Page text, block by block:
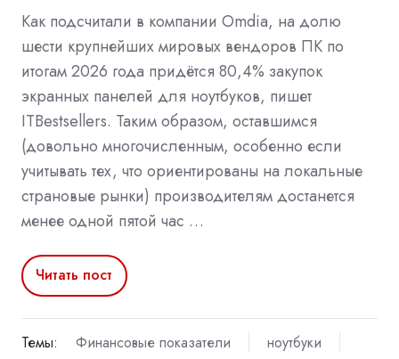
Как подсчитали в компании Omdia, на долю
шести крупнейших мировых вендоров ПК по
итогам 2026 года придётся 80,4% закупок
экранных панелей для ноутбуков, пишет
ITBestsellers. Таким образом, оставшимся
(довольно многочисленным, особенно если
учитывать тех, что ориентированы на локальные
страновые рынки) производителям достанется
менее одной пятой час …
Читать пост
Темы: Финансовые показатели
ноутбуки